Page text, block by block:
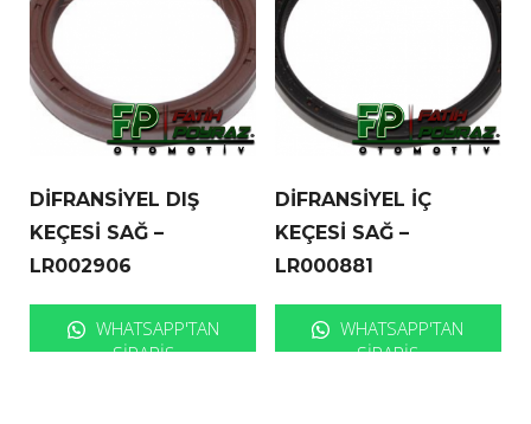
DİFRANSİYEL DIŞ
KEÇESİ SAĞ –
LR002906
WHATSAPP'TAN
SIPARIŞ
DİFRANSİYEL İÇ
KEÇESİ SAĞ –
LR000881
WHATSAPP'TAN
SIPARIŞ